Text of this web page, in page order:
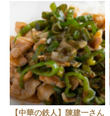
【中華の鉄人】陳建一さん